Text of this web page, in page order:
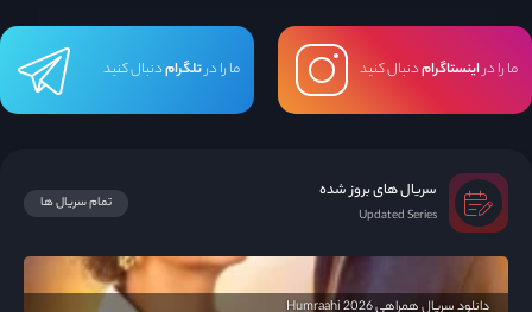
ما را دراینستاگرامدنبال کنید ما را درتلگرامدنبال کنید
سریال های بروز شده
Updated Series
تمام سریال ها
دانلود سریال همراهی Humraahi 2026